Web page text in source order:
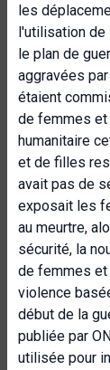
les
l'utilisation de
le plan de
aggravées
étaient
de femmes
humanitaire
et de filles
avait pas de
exposait les
au meurtre,
sécurité, la
de femmes
violence
début de la
publiée par
utilisée pour